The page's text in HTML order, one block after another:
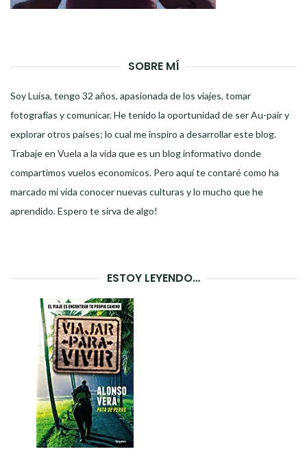
SOBRE MÍ
Soy Luisa, tengo 32 años, apasionada de los viajes, tomar
fotografías y comunicar. He tenido la oportunidad de ser Au-pair y
explorar otros países; lo cual me inspiro a desarrollar este blog.
Trabaje en Vuela a la vida que es un blog informativo donde
compartimos vuelos economicos. Pero aquí te contaré como ha
marcado mi vida conocer nuevas culturas y lo mucho que he
aprendido. Espero te sirva de algo!
ESTOY LEYENDO…